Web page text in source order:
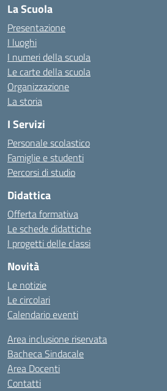
La Scuola
Presentazione
I luoghi
I numeri della scuola
Le carte della scuola
Organizzazione
La storia
I Servizi
Personale scolastico
Famiglie e studenti
Percorsi di studio
Didattica
Offerta formativa
Le schede didattiche
I progetti delle classi
Novità
Le notizie
Le circolari
Calendario eventi
Area inclusione riservata
Bacheca Sindacale
Area Docenti
Contatti